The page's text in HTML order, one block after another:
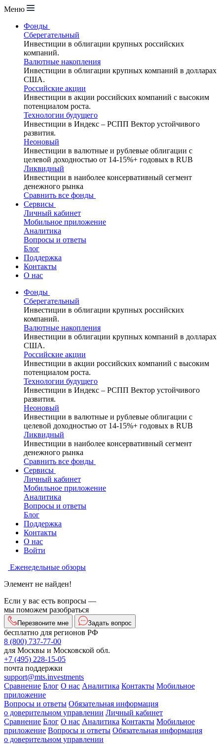
Меню
Фонды
Сберегательный
Инвестиции в облигации крупных российских
компаний.
Валютные накопления
Инвестиции в облигации крупных компаний в долларах
США.
Российские акции
Инвестиции в акции российских компаний с высоким
потенциалом роста.
Технологии будущего
Инвестиции в Индекс – РСПП Вектор устойчивого
развития.
Неоновый
Инвестиции в валютные и рублевые облигации с
целевой доходностью от 14-15%+ годовых в RUB
Ликвидный
Инвестиции в наиболее консервативный сегмент
денежного рынка
Сравнить все фонды
Сервисы
Личный кабинет
Мобильное приложение
Аналитика
Вопросы и ответы
Блог
Поддержка
Контакты
О нас
Фонды
Сберегательный
Инвестиции в облигации крупных российских
компаний.
Валютные накопления
Инвестиции в облигации крупных компаний в долларах
США.
Российские акции
Инвестиции в акции российских компаний с высоким
потенциалом роста.
Технологии будущего
Инвестиции в Индекс – РСПП Вектор устойчивого
развития.
Неоновый
Инвестиции в валютные и рублевые облигации с
целевой доходностью от 14-15%+ годовых в RUB
Ликвидный
Инвестиции в наиболее консервативный сегмент
денежного рынка
Сравнить все фонды
Сервисы
Личный кабинет
Мобильное приложение
Аналитика
Вопросы и ответы
Блог
Поддержка
Контакты
О нас
Войти
Еженедельные обзоры
Элемент не найден!
Если у вас есть вопросы —
мы поможем разобраться
Перезвоните мне Задать вопрос
бесплатно для регионов РФ
8 (800) 737-77-00
для Москвы и Московской обл.
+7 (495) 228-15-05
почта поддержки
support@mts.investments
Сравнение Блог О нас Аналитика Контакты Мобильное
приложение
Вопросы и ответы Обязательная информация
о доверительном управлении Личный кабинет
Сравнение Блог О нас Аналитика Контакты Мобильное
приложение Вопросы и ответы Обязательная информация
о доверительном управлении